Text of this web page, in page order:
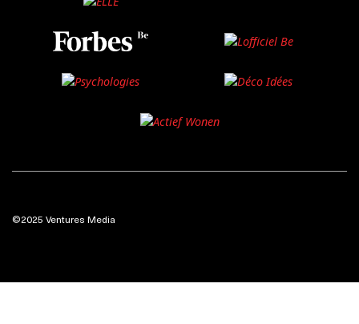
©2025 Ventures Media